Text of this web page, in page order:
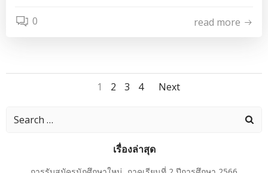
0 read more
Posts
Page
1 Page
2 Page
3 Page
4
Posts
Next
Search
เรื่องล่าสุด